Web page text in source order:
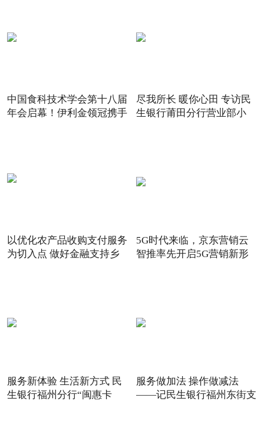
中国食科技术学会第十八届
年会启幕！伊利金领冠携手
尽我所长 暖你心田 专访民
生银行莆田分行营业部小
以优化农产品收购支付服务
为切入点 做好金融支持乡
5G时代来临，京东营销云
智推率先开启5G营销新形
服务新体验 生活新方式 民
生银行福州分行“闽惠卡
服务做加法 操作做减法
——记民生银行福州东街支